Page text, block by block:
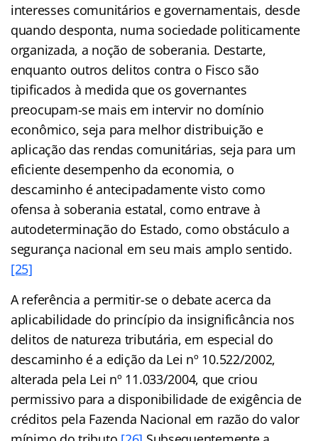
interesses comunitários e governamentais, desde
quando desponta, numa sociedade politicamente
organizada, a noção de soberania. Destarte,
enquanto outros delitos contra o Fisco são
tipificados à medida que os governantes
preocupam-se mais em intervir no domínio
econômico, seja para melhor distribuição e
aplicação das rendas comunitárias, seja para um
eficiente desempenho da economia, o
descaminho é antecipadamente visto como
ofensa à soberania estatal, como entrave à
autodeterminação do Estado, como obstáculo a
segurança nacional em seu mais amplo sentido.
[25]
A referência a permitir-se o debate acerca da
aplicabilidade do princípio da insignificância nos
delitos de natureza tributária, em especial do
descaminho é a edição da Lei nº 10.522/2002,
alterada pela Lei nº 11.033/2004, que criou
permissivo para a disponibilidade de exigência de
créditos pela Fazenda Nacional em razão do valor